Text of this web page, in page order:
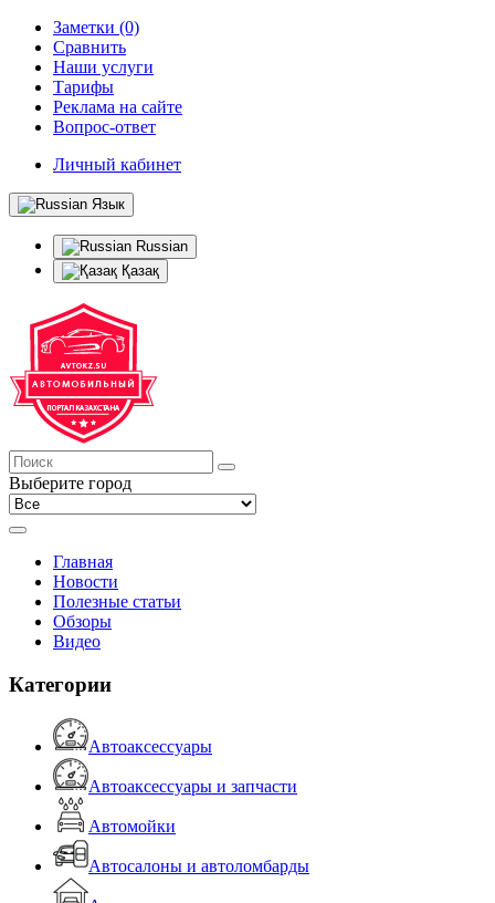
Заметки (0)
Сравнить
Наши услуги
Тарифы
Реклама на сайте
Вопрос-ответ
Личный кабинет
Язык
Russian
Қазақ
Выберите город
Главная
Новости
Полезные статьи
Обзоры
Видео
Категории
Автоаксессуары
Автоаксессуары и запчасти
Автомойки
Автосалоны и автоломбарды